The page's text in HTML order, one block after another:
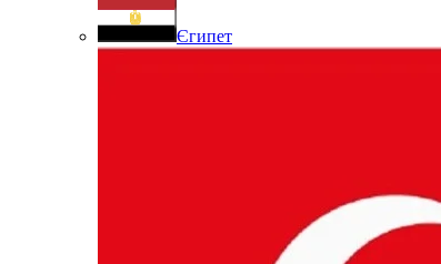
Єгипет